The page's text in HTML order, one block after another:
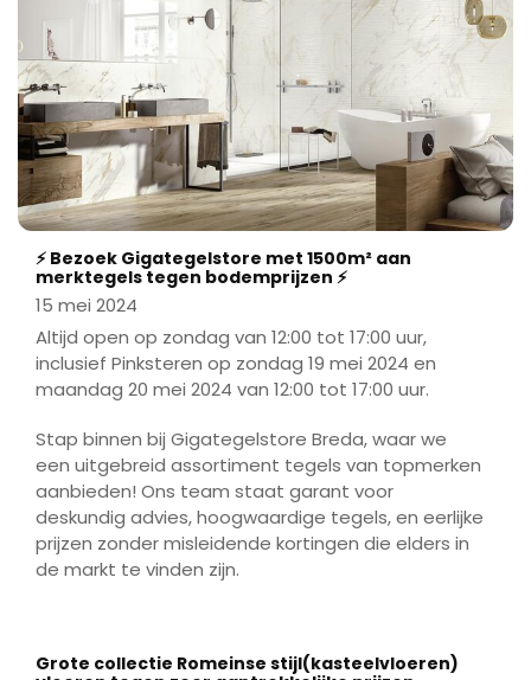
4) Extreem groot assortiment 4500 – 6500
soorten vloer & wandtegels in alle denkbare
maten!
5) Reële Retail prijzen gebaseerd op grootinkoop
en stockverkoop!
6) Standaard iedere week een aantal
aantrekkelijke specifieke tegels in de actie!
7) Gratis opslag van alle gekochte producten
zonder tijdslimiet!
8) Altijd de nieuwste Trends, nu volop trends 2024
te bestellen!
profielen etc. u kunt direct aan de slag!
10) De Levertijden zijn van direct meenemen in Lier
of van 3 dagen tot 1 week gemiddeld en transport
tot aan de deur mogelijk.
Gigategelstore!
⚡ Bezoek Gigategelstore met 1500m² aan
merktegels tegen bodemprijzen ⚡
15 mei 2024
Altijd open op zondag van 12:00 tot 17:00 uur,
inclusief Pinksteren op zondag 19 mei 2024 en
maandag 20 mei 2024 van 12:00 tot 17:00 uur.
Stap binnen bij Gigategelstore Breda, waar we
een uitgebreid assortiment tegels van topmerken
aanbieden! Ons team staat garant voor
deskundig advies, hoogwaardige tegels, en eerlijke
prijzen zonder misleidende kortingen die elders in
de markt te vinden zijn.
Grote collectie Romeinse stijl(kasteelvloeren)